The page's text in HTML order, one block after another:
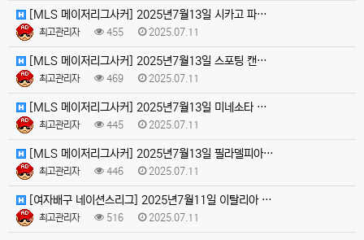
[MLS 메이저리그사커] 2025년7월13일 시카고 파…
최고관리자 455 2025.07.11
[MLS 메이저리그사커] 2025년7월13일 스포팅 캔…
최고관리자 469 2025.07.11
[MLS 메이저리그사커] 2025년7월13일 미네소타 …
최고관리자 445 2025.07.11
[MLS 메이저리그사커] 2025년7월13일 필라델피아…
최고관리자 446 2025.07.11
[여자배구 네이션스리그] 2025년7월11일 이탈리아 …
최고관리자 516 2025.07.11